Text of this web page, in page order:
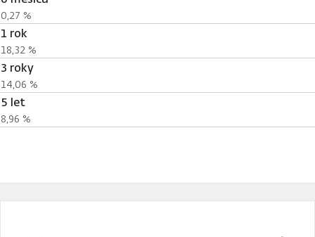
0,27 %
1 rok
18,32 %
3 roky
14,06 %
5 let
8,96 %